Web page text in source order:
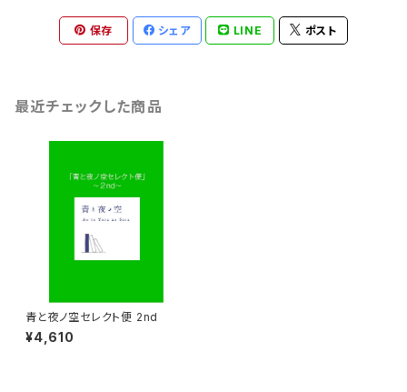
保存 シェア LINE ポスト
最近チェックした商品
青と夜ノ空セレクト便 2nd
¥4,610